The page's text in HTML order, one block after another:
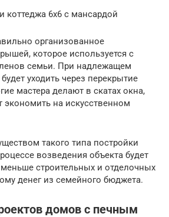
коттеджа 6х6 с мансардой
организованное
которое используется с
семьи. При надлежащем
уходить через перекрытие
мастера делают в скатах окна,
на искусственном
такого типа постройки
возведения объекта будет
строительных и отделочных
денег из семейного бюджета.
домов с печным